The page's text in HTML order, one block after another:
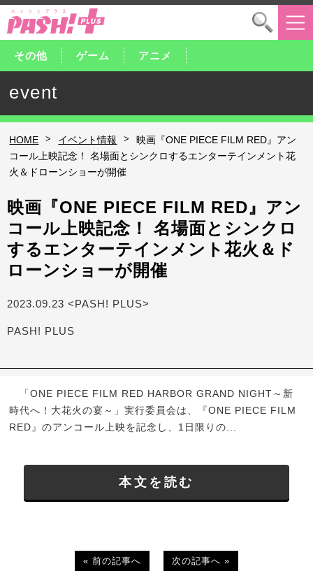
その他 ゲーム アニメ
event
HOME > イベント情報 >
映画『ONE PIECE FILM RED』アン
コール上映記念！ 名場面とシンクロするエンターテインメント花
火＆ドローンショーが開催
映画『ONE PIECE FILM RED』アン
コール上映記念！ 名場面とシンクロ
するエンターテインメント花火＆ド
ローンショーが開催
2023.09.23 <PASH! PLUS>
PASH! PLUS
「ONE PIECE FILM RED HARBOR GRAND NIGHT～新
時代へ！大花火の宴～」実行委員会は、『ONE PIECE FILM
RED』のアンコール上映を記念し、1日限りの...
本文を読む
« 前の記事へ 次の記事へ »